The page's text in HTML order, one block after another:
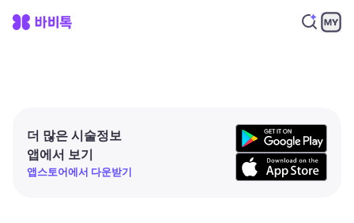
더 많은 시술정보
앱에서 보기
앱스토어에서 다운받기